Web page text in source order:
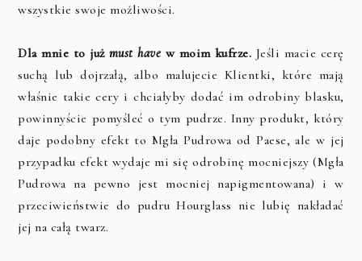
wszystkie swoje możliwości.
Dla mnie to już must have w moim kufrze. Jeśli macie cerę
suchą lub dojrzałą, albo malujecie Klientki, które mają
właśnie takie cery i chciałyby dodać im odrobiny blasku,
powinnyście pomyśleć o tym pudrze. Inny produkt, który
daje podobny efekt to Mgła Pudrowa od Paese, ale w jej
przypadku efekt wydaje mi się odrobinę mocniejszy (Mgła
Pudrowa na pewno jest mocniej napigmentowana) i w
przeciwieństwie do pudru Hourglass nie lubię nakładać
jej na całą twarz.